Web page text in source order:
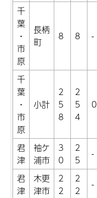
千
葉
・
市
原
長柄
町
8 8 -
千
葉
・
市
原
小計
2
5
8
2
5
4
0
君
津
袖ケ
浦市
3
0
2
5
-
君
津
木更
津市
2
2
2
2
-